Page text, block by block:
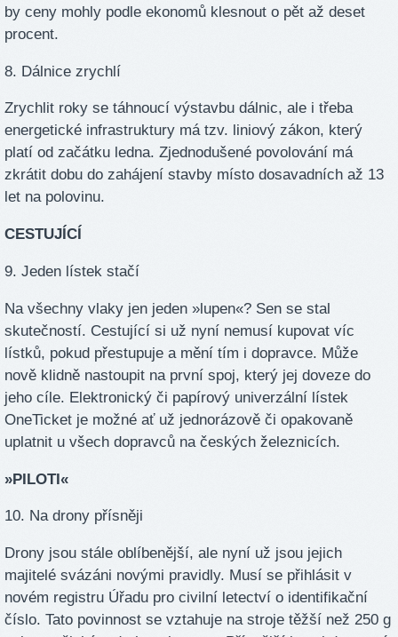
by ceny mohly podle ekonomů klesnout o pět až deset
procent.
8. Dálnice zrychlí
Zrychlit roky se táhnoucí výstavbu dálnic, ale i třeba
energetické infrastruktury má tzv. liniový zákon, který
platí od začátku ledna. Zjednodušené povolování má
zkrátit dobu do zahájení stavby místo dosavadních až 13
let na polovinu.
CESTUJÍCÍ
9. Jeden lístek stačí
Na všechny vlaky jen jeden »lupen«? Sen se stal
skutečností. Cestující si už nyní nemusí kupovat víc
lístků, pokud přestupuje a mění tím i dopravce. Může
nově klidně nastoupit na první spoj, který jej doveze do
jeho cíle. Elektronický či papírový univerzální lístek
OneTicket je možné ať už jednorázově či opakovaně
uplatnit u všech dopravců na českých železnicích.
»PILOTI«
10. Na drony přísněji
Drony jsou stále oblíbenější, ale nyní už jsou jejich
majitelé svázáni novými pravidly. Musí se přihlásit v
novém registru Úřadu pro civilní letectví o identifikační
číslo. Tato povinnost se vztahuje na stroje těžší než 250 g